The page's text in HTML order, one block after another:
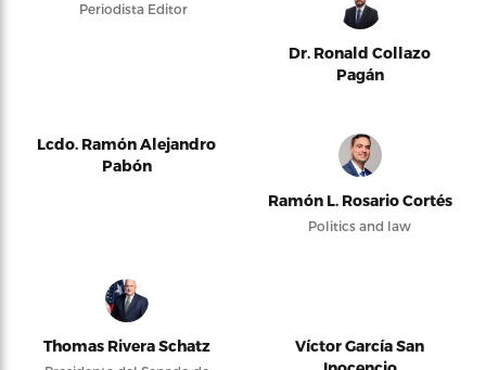
Periodista Editor
Dr. Ronald Collazo
Pagán
Lcdo. Ramón Alejandro
Pabón
Ramón L. Rosario Cortés
Politics and law
Thomas Rivera Schatz
Víctor García San